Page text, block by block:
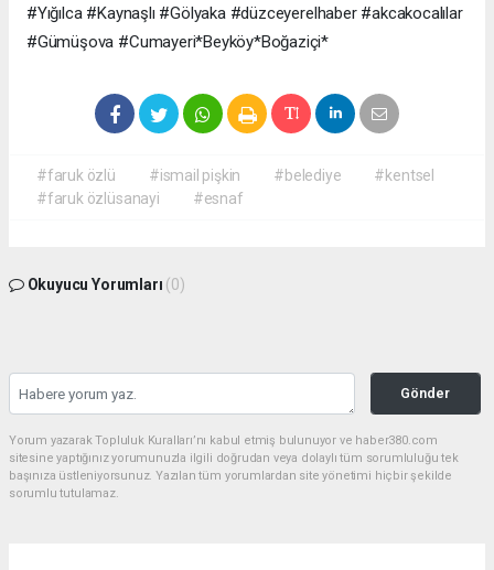
#Yığılca #Kaynaşlı #Gölyaka #düzceyerelhaber #akcakocalılar
#Gümüşova #Cumayeri*Beyköy*Boğaziçi*
#faruk özlü #ismail pişkin #belediye
#kentsel
#faruk özlüsanayi
#esnaf
Okuyucu Yorumları (0)
Gönder
Yorum yazarak Topluluk Kuralları’nı kabul etmiş bulunuyor ve haber380.com
sitesine yaptığınız yorumunuzla ilgili doğrudan veya dolaylı tüm sorumluluğu tek
başınıza üstleniyorsunuz. Yazılan tüm yorumlardan site yönetimi hiçbir şekilde
sorumlu tutulamaz.